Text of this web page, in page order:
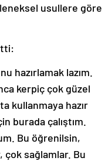
usullere göre
hazırlamak lazım.
kerpiç çok güzel
kullanmaya hazır
burada çalıştım.
Bu öğrenilsin,
çok sağlamlar. Bu